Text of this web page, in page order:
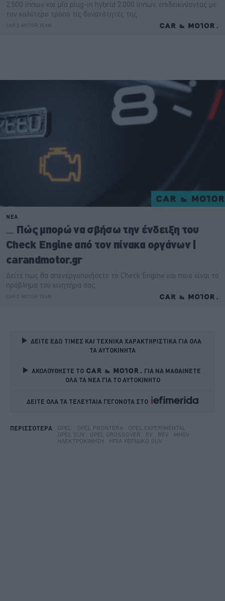
ΔΕΙΤΕ ΕΔΩ ΤΙΜΕΣ ΚΑΙ ΤΕΧΝΙΚΑ ΧΑΡΑΚΤΗΡΙΣΤΙΚΑ ΓΙΑ ΟΛΑ
ΤΑ ΑΥΤΟΚΙΝΗΤΑ
ΑΚΟΛΟΥΘΗΣΤΕ ΤΟ
ΓΙΑ ΝΑ ΜΑΘΑΙΝΕΤΕ
ΟΛΑ ΤΑ ΝΕΑ ΓΙΑ ΤΟ ΑΥΤΟΚΙΝΗΤΟ
ΔΕΙΤΕ ΟΛΑ ΤΑ ΤΕΛΕΥΤΑΙΑ ΓΕΓΟΝΟΤΑ ΣΤΟ
ΠΕΡΙΣΣΟΤΕΡΑ OPEL OPEL FRONTERA
OPEL EXPERIMENTAL
OPEL SUV
OPEL CROSSOVER EV BEV
MHEV
ΗΛΕΚΤΡΟΚΊΝΗΣΗ
ΉΠΙΑ ΥΒΡΙΔΙΚΌ SUV